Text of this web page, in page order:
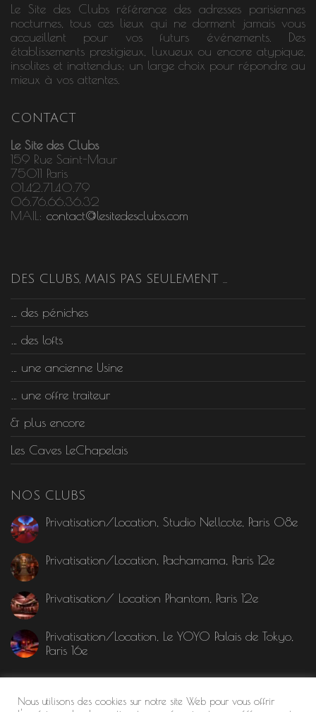
Le Site des Clubs référence des adresses parisiennes
nocturnes, tous ces lieux qui ne dorment jamais vous
accueillent pour vos futurs événements. Des
établissements prestigieux, luxueux ou encore atypique,
insolites et inattendus; un large choix pour répondre au
mieux à vos attentes.
CONTACT
Le Site des Clubs
159 Rue Saint-Maur
75011 Paris
01.42.71.40.79
06.76.66.36.32
MAIL: contact@lesitedesclubs.com
DES CLUBS, MAIS PAS SEULEMENT …
… des péniches
… des lofts
… une ancienne Usine
… une offre traiteur
& plus encore
Les Caves LeChapelais
NOS CLUBS
Privatisation/Location, Studio Nellcote, Paris 08e
Privatisation/Location, Pachamama, Paris 12e
Privatisation/ Location Phantom, Paris 12e
Privatisation/Location, Le YOYO Palais de Tokyo,
Paris 16e
Nous utilisons des cookies sur notre site Web pour vous offrir